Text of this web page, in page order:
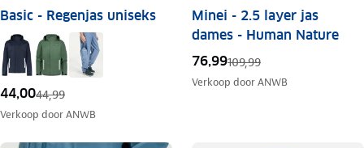
Basic - Regenjas uniseks
44,0044,99
Verkoop doorANWB
Minei - 2.5 layer jas
dames - Human Nature
76,99109,99
Verkoop doorANWB